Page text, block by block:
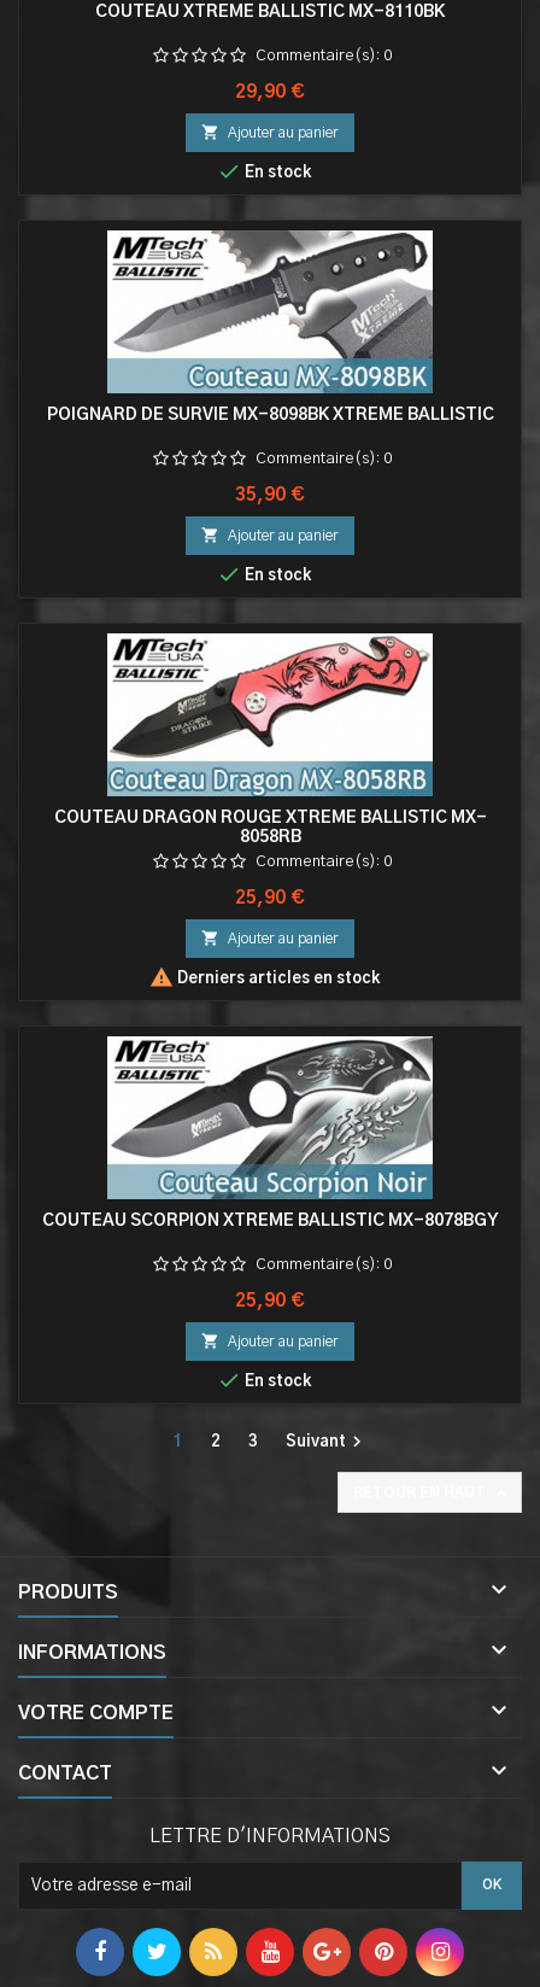
COUTEAU XTREME BALLISTIC MX-8110BK
Commentaire(s): 0
Prix
29,90 €
 Ajouter au panier
 En stock
POIGNARD DE SURVIE MX-8098BK XTREME BALLISTIC
Commentaire(s): 0
Prix
35,90 €
 Ajouter au panier
 En stock
COUTEAU DRAGON ROUGE XTREME BALLISTIC MX-
8058RB
Commentaire(s): 0
Prix
25,90 €
 Ajouter au panier
 Derniers articles en stock
COUTEAU SCORPION XTREME BALLISTIC MX-8078BGY
Commentaire(s): 0
Prix
25,90 €
 Ajouter au panier
 En stock
1 2 3 Suivant 
PRODUITS 
INFORMATIONS 
VOTRE COMPTE 
CONTACT 
LETTRE D'INFORMATIONS